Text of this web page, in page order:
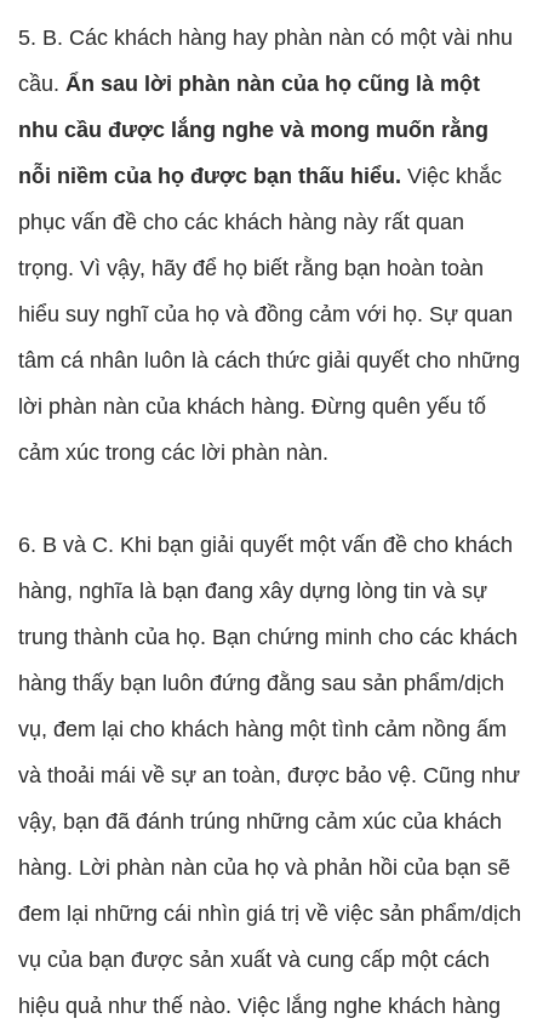
5. B. Các khách hàng hay phàn nàn có một vài nhu
cầu. Ẩn sau lời phàn nàn của họ cũng là một
nhu cầu được lắng nghe và mong muốn rằng
nỗi niềm của họ được bạn thấu hiểu. Việc khắc
phục vấn đề cho các khách hàng này rất quan
trọng. Vì vậy, hãy để họ biết rằng bạn hoàn toàn
hiểu suy nghĩ của họ và đồng cảm với họ. Sự quan
tâm cá nhân luôn là cách thức giải quyết cho những
lời phàn nàn của khách hàng. Đừng quên yếu tố
cảm xúc trong các lời phàn nàn.
6. B và C. Khi bạn giải quyết một vấn đề cho khách
hàng, nghĩa là bạn đang xây dựng lòng tin và sự
trung thành của họ. Bạn chứng minh cho các khách
hàng thấy bạn luôn đứng đằng sau sản phẩm/dịch
vụ, đem lại cho khách hàng một tình cảm nồng ấm
và thoải mái về sự an toàn, được bảo vệ. Cũng như
vậy, bạn đã đánh trúng những cảm xúc của khách
hàng. Lời phàn nàn của họ và phản hồi của bạn sẽ
đem lại những cái nhìn giá trị về việc sản phẩm/dịch
vụ của bạn được sản xuất và cung cấp một cách
hiệu quả như thế nào. Việc lắng nghe khách hàng